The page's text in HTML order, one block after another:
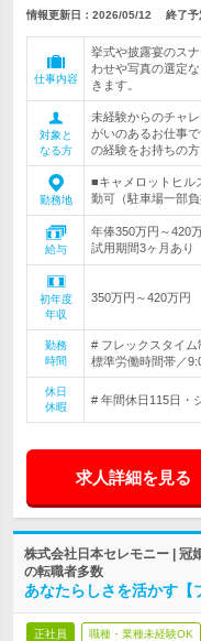
情報更新日：2026/05/12 終了予
仕事内容
挙式や披露宴のス
わせや写真の選定
きます。
対象と
なる方
未経験からのチャ
がいのあるお仕事
の経験をお持ちの方
勤務地
■キャメロットヒル
勤可（駐車場一部
給与
年俸350万円～420
試用期間3ヶ月あり
初年度
年収
350万円～420万円
勤務
時間
# フレックスタイム
標準労働時間帯／
休日
休暇
# 年間休日115日・
求人詳細を見る
株式会社日本セレモニー | 冠
の転職者多数
あなたらしさを活かす
正社員 職種・業種未経験OK